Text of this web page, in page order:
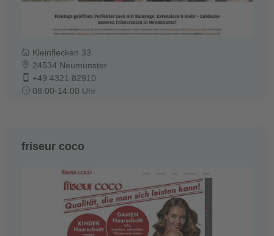
Kleinflecken 33
24534 Neumünster
+49 4321 82910
08:00-14:00 Uhr
friseur coco